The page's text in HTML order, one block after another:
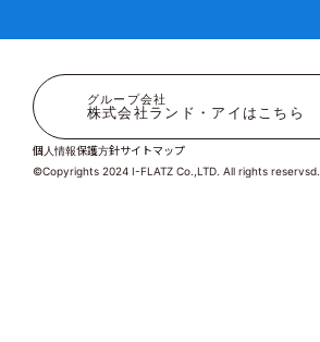
グループ会社
株式会社ランド・アイはこちら
個人情報保護方針サイトマップ
©Copyrights 2024 I-FLATZ Co.,LTD. All rights reservsd.